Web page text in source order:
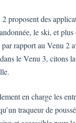
proposent des
le ski, et
rapport au Venu 2
le Venu 3, citons
en charge les
traqueur de